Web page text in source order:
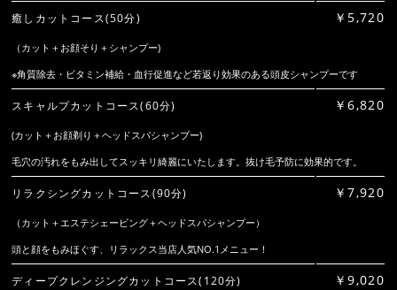
癒しカットコース(50分) ￥5,720
（カット＋お顔そり＋シャンプー)
※角質除去・ビタミン補給・血行促進など若返り効果のある頭皮シャンプーです
スキャルプカットコース(60分) ￥6,820
(カット＋お顔剃り＋ヘッドスパシャンプー)
毛穴の汚れをもみ出してスッキリ綺麗にいたします。抜け毛予防に効果的です。
リラクシングカットコース(90分) ￥7,920
（カット＋エステシェービング＋ヘッドスパシャンプー）
頭と顔をもみほぐす、リラックス当店人気NO.1メニュー！
ディープクレンジングカットコース(120分) ￥9,020